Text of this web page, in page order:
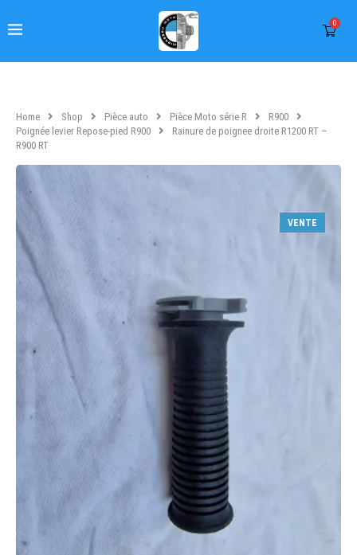
0
Home Shop Pièce auto Pièce Moto série R
R900
Poignée levier Repose-pied R900
Rainure de poignee droite R1200 RT –
R900 RT
VENTE